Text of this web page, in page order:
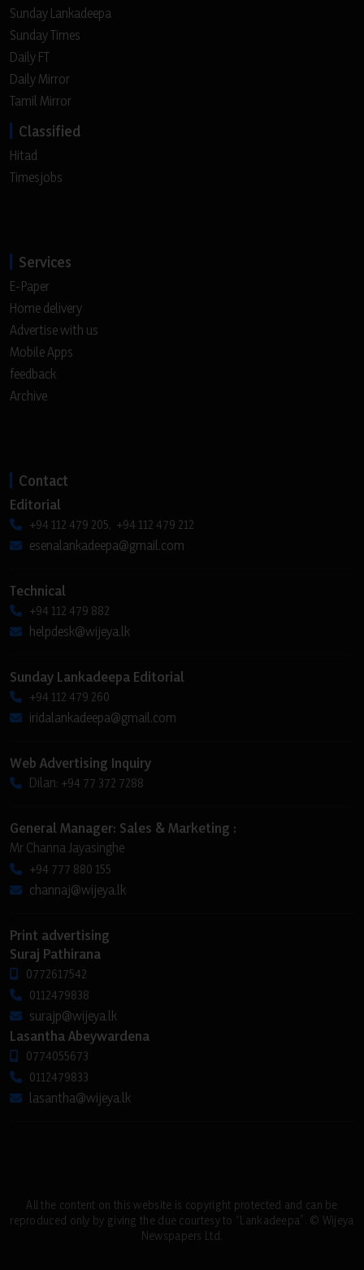
Sunday Lankadeepa
Sunday Times
Daily FT
Daily Mirror
Tamil Mirror
Classified
Hitad
Timesjobs
Services
E-Paper
Home delivery
Advertise with us
Mobile Apps
feedback
Archive
Contact
Editorial
+94 112 479 205, +94 112 479 212
esenalankadeepa@gmail.com
Technical
+94 112 479 882
helpdesk@wijeya.lk
Sunday Lankadeepa Editorial
+94 112 479 260
iridalankadeepa@gmail.com
Web Advertising Inquiry
Dilan: +94 77 372 7288
General Manager: Sales & Marketing :
Mr Channa Jayasinghe
+94 777 880 155
channaj@wijeya.lk
Print advertising
Suraj Pathirana
0772617542
0112479838
surajp@wijeya.lk
Lasantha Abeywardena
0774055673
0112479833
lasantha@wijeya.lk
All the content on this website is copyright protected and can be
reproduced only by giving the due courtesy to “Lankadeepa”. © Wijeya
Newspapers Ltd.